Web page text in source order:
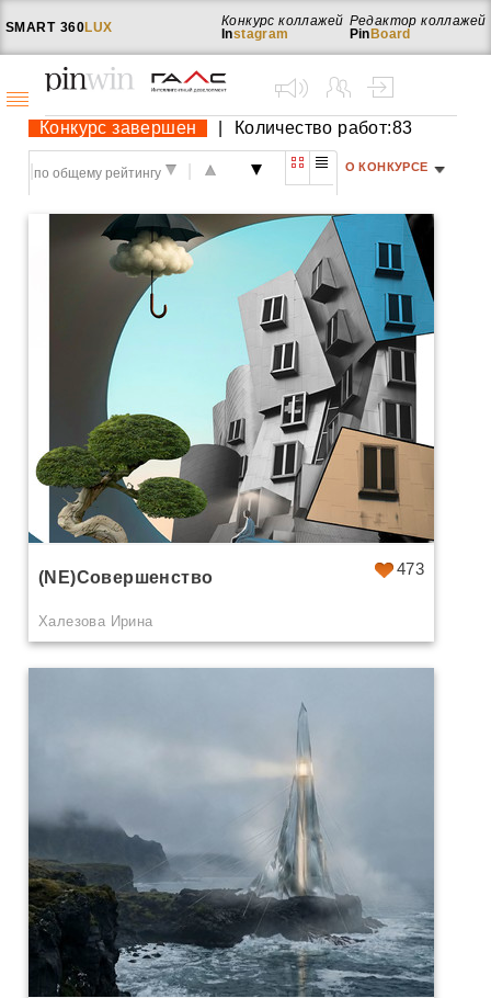
SMART 360LUX
Редактор коллажей
Pin Board
Конкурс коллажей
Instagram
Конкурс завершен Количество работ:83
О КОНКУРСЕ
473
(NE)Совершенство
Халезова Ирина